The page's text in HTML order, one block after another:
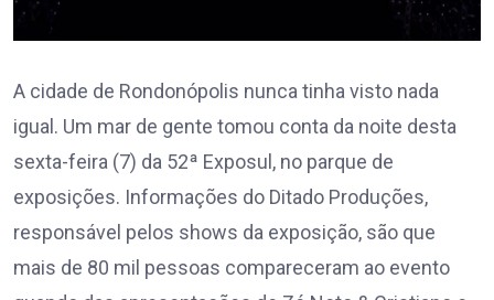
A cidade de Rondonópolis nunca tinha visto nada
igual. Um mar de gente tomou conta da noite desta
sexta-feira (7) da 52ª Exposul, no parque de
exposições. Informações do Ditado Produções,
responsável pelos shows da exposição, são que
mais de 80 mil pessoas compareceram ao evento